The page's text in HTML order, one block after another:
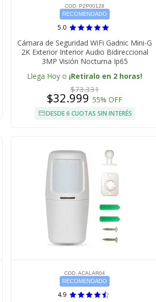
COD. P2P00128
RECOMENDADO
5.0
Cámara de Seguridad WiFi Gadnic Mini-G
2K Exterior Interior Audio Bidireccional
3MP Visión Nocturna Ip65
Llega Hoy o ¡Retiralo en 2 horas!
$73.331
$32.99955% OFF
DESDE 6 CUOTAS SIN INTERÉS
COD. ACALAR04
RECOMENDADO
4.9